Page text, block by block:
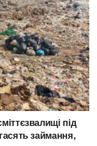
під
займання,